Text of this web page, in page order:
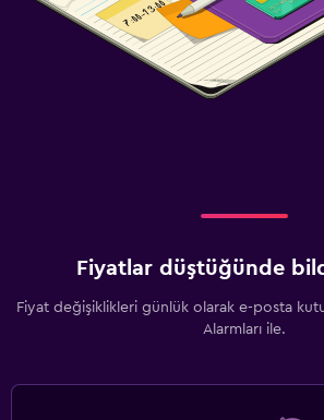
Fiyatlar düştüğünde
Fiyat değişiklikleri günlük olarak e-posta
Alarmları ile.